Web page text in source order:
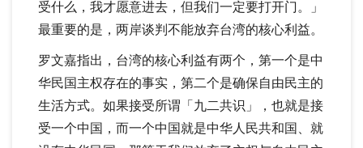
受什么，我才愿意进去，但我们一定要打开门。」
最重要的是，两岸谈判不能放弃台湾的核心利益。
罗文嘉指出，台湾的核心利益有两个，第一个是中
华民国主权存在的事实，第二个是确保自由民主的
生活方式。如果接受所谓「九二共识」，也就是接
受一个中国，而一个中国就是中华人民共和国、就